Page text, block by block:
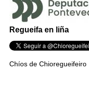
Regueifa en liña
Chíos de Chioregueifeiro